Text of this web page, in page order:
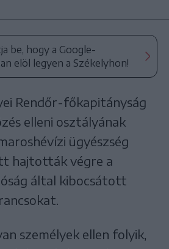
be, hogy a Google-
elöl legyen a Székelyhon!
Rendőr-főkapitányság
elleni osztályának
ügyészség
hajtották végre a
által kibocsátott
személyek ellen folyik,